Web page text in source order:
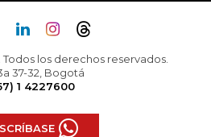
Todos los derechos reservados.
37-32, Bogotá
1 4227600